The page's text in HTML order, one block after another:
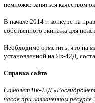
немножко заняться качеством
В начале 2014 г. конкурс на
собственного экипажа для
Необходимо отметить, что на
установленной на Як-42Д,
Справка сайта
Самолет Як-42Д
часов при назначенном